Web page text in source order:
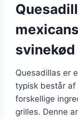
svinekød
Quesadillas er
typisk består
forskellige
grilles. Denne